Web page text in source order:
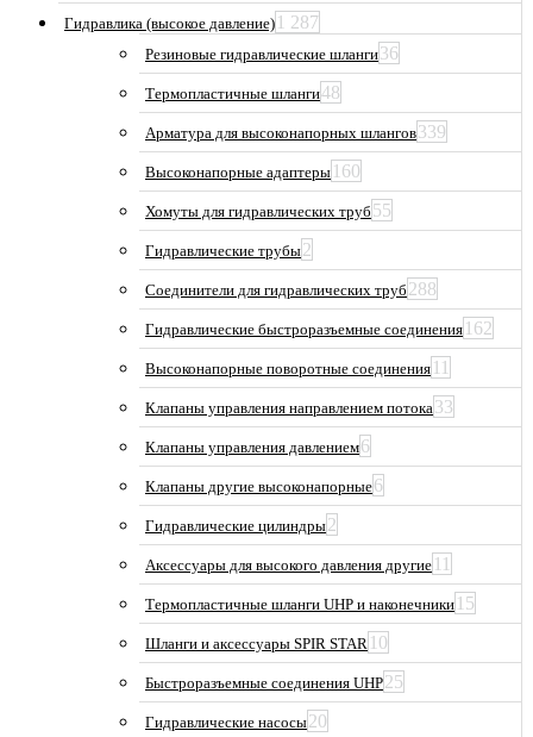
Гидравлика (высокое давление) 1 287
Резиновые гидравлические шланги36
Термопластичные шланги48
Арматура для высоконапорных шлангов339
Высоконапорные адаптеры 160
Хомуты для гидравлических труб 55
Гидравлические трубы2
Соединители для гидравлических труб 288
Гидравлические быстроразъемные соединения 162
Высоконапорные поворотные соединения 11
Клапаны управления направлением потока 33
Клапаны управления давлением6
Клапаны другие высоконапорные6
Гидравлические цилиндры2
Аксессуары для высокого давления другие 11
Термопластичные шланги UHP и наконечники 15
Шланги и аксессуары SPIR STAR 10
Быстроразъемные соединения UHP25
Гидравлические насосы20